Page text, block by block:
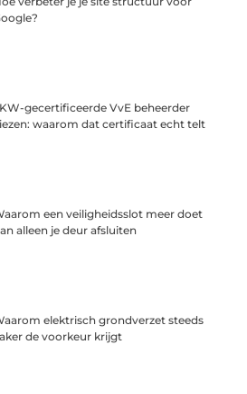
gecertificeerde VvE beheerder
waarom dat certificaat echt telt
een veiligheidsslot meer doet
alleen je deur afsluiten
elektrisch grondverzet steeds
de voorkeur krijgt